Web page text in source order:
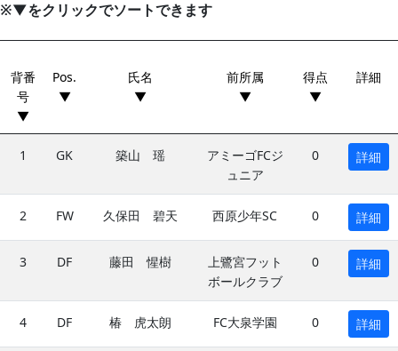
※▼をクリックでソートできます
背番
号
▼
Pos.
▼
氏名
▼
前所属
▼
得点
▼
詳細
1 GK 築山 瑶
アミーゴFCジ
ュニア
0 詳細
2 FW 久保田 碧天 西原少年SC 0 詳細
3 DF 藤田 惺樹
上鷺宮フット
ボールクラブ
0 詳細
4 DF 椿 虎太朗 FC大泉学園 0 詳細